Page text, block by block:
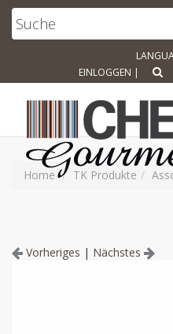
EINLOGGEN |
Home TK Produkte
Vorheriges | Nächstes